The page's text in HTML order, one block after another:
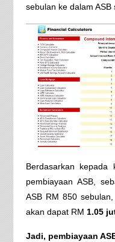
sebulan ke dalam ASB
Berdasarkan
pembiayaan ASB,
ASB RM 850
akan dapat RM 1.05
Jadi, pembiayaan